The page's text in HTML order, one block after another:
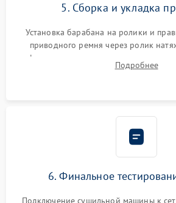
5. Сборка и укладка
Установка барабана на ролики и
приводного ремня через ролик
фиксация всех узлов, подключение
модулю управления. МонтажПодробнее
6. Финальное
Подключение сушильной машины к